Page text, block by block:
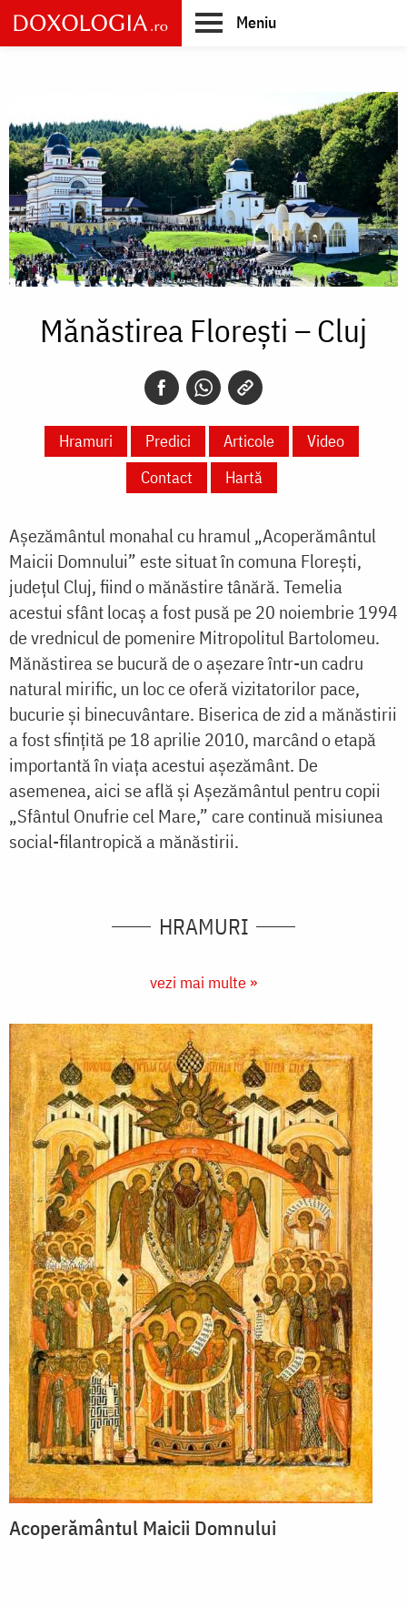
Skip
to
main
Meniu
Mănăstirea Florești – Cluj
Hramuri Predici Articole
Video
Contact
Hartă
Așezământul monahal cu hramul „Acoperământul
Maicii Domnului” este situat în comuna Florești,
județul Cluj, fiind o mănăstire tânără. Temelia
acestui sfânt locaș a fost pusă pe 20 noiembrie 1994
de vrednicul de pomenire Mitropolitul Bartolomeu.
Mănăstirea se bucură de o așezare într-un cadru
natural mirific, un loc ce oferă vizitatorilor pace,
bucurie și binecuvântare. Biserica de zid a mănăstirii
a fost sfințită pe 18 aprilie 2010, marcând o etapă
importantă în viața acestui așezământ. De
asemenea, aici se află și Așezământul pentru copii
„Sfântul Onufrie cel Mare,” care continuă misiunea
social-filantropică a mănăstirii.
HRAMURI
vezi mai multe »
Acoperământul Maicii Domnului